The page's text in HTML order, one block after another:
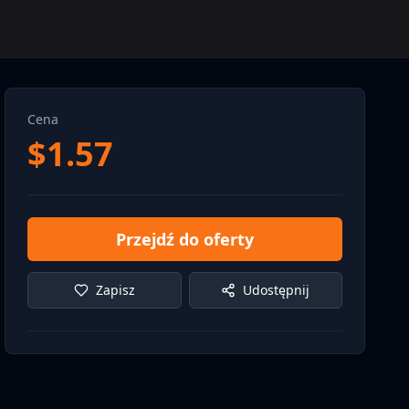
Cena
$1.57
Przejdź do oferty
Zapisz Udostępnij